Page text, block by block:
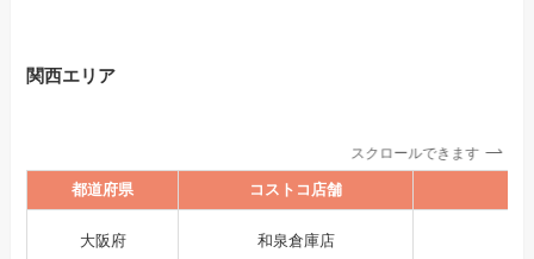
関西エリア
スクロールできます
都道府県 コストコ店舗
大阪府 和泉倉庫店